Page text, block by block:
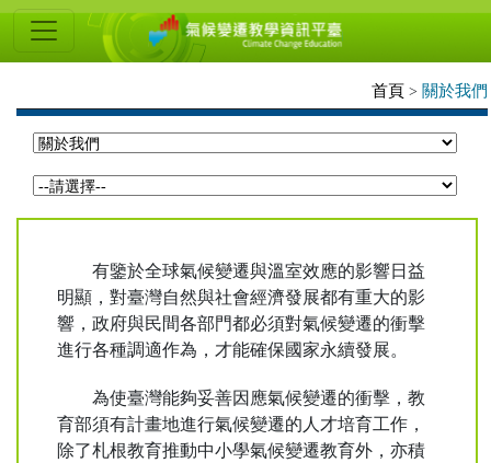
氣
候
首頁 > 關於我們
有鑒於全球氣候變遷與溫室效應的影響日益
明顯，對臺灣自然與社會經濟發展都有重大的影
響，政府與民間各部門都必須對氣候變遷的衝擊
進行各種調適作為，才能確保國家永續發展。
為使臺灣能夠妥善因應氣候變遷的衝擊，教
育部須有計畫地進行氣候變遷的人才培育工作，
除了札根教育推動中小學氣候變遷教育外，亦積